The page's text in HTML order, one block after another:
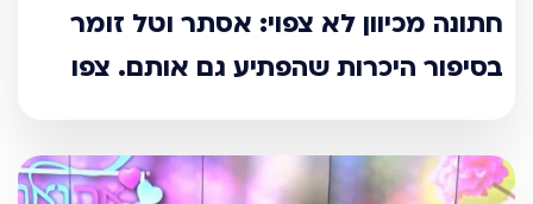
חתונה מכיוון לא צפוי: אסתר וטל זומר
בסיפור היכרות שהפתיע גם אותם. צפו